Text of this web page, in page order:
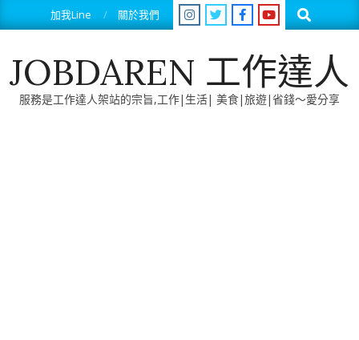
to
加我Line 關於我們 Search
JOBDAREN 工作達人
服務是工作達人架站的宗旨,工作|生活| 美食|旅遊|省錢～愛分享